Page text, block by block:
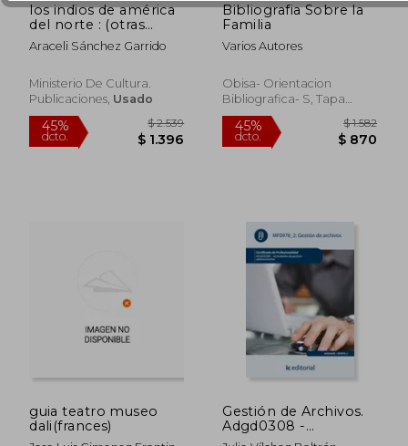
dcto. $ 914
50%
dcto. $
los indios de américa
del norte : (otras
culturas de américa)
Araceli Sánchez Garrido
Ministerio De Cultura.
Publicaciones, Usado
Bibliografia Sobre la
Familia
Varios Autores
Obisa- Orientacion
Bibliografica- S, Tapa
Blanda,Usado
guia teatro museo
dali(frances)
Gestión de Archivos.
Adgd0308 -
Actividades de